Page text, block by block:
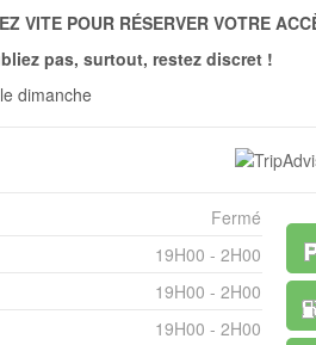
VITE POUR RÉSERVER VOTRE
pas, surtout, restez discret !
dimanche
Fermé
19H00 - 2H00
19H00 - 2H00
19H00 - 2H00